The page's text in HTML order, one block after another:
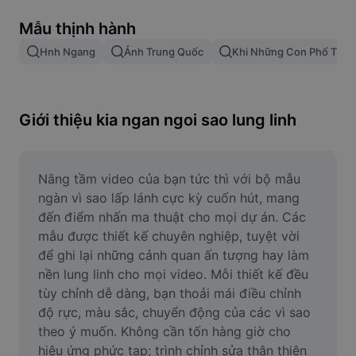
Gộp hình ảnh
Điều chỉnh kích thước hình ảnh
Công cụ tạo meme
AI Text Remover
AI People Remover
AI Inpainting
Face Cutout
Mẫu thịnh hành
Hnh Ngang Ảnh Trung Quốc Khi Những Con Phố
Giới thiệu kia ngan ngoi sao lung linh
Nâng tầm video của bạn tức thì với bộ mẫu
ngàn vì sao lấp lánh cực kỳ cuốn hút, mang
đến điểm nhấn ma thuật cho mọi dự án. Các
mẫu được thiết kế chuyên nghiệp, tuyệt vời
để ghi lại những cảnh quan ấn tượng hay làm
nền lung linh cho mọi video. Mỗi thiết kế đều
tùy chỉnh dễ dàng, bạn thoải mái điều chỉnh
độ rực, màu sắc, chuyển động của các vì sao
theo ý muốn. Không cần tốn hàng giờ cho
hiệu ứng phức tạp; trình chỉnh sửa thân thiện